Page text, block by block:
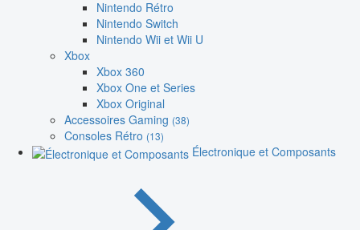
Nintendo Rétro
Nintendo Switch
Nintendo Wii et Wii U
Xbox
Xbox 360
Xbox One et Series
Xbox Original
Accessoires Gaming (38)
Consoles Rétro (13)
Électronique et Composants